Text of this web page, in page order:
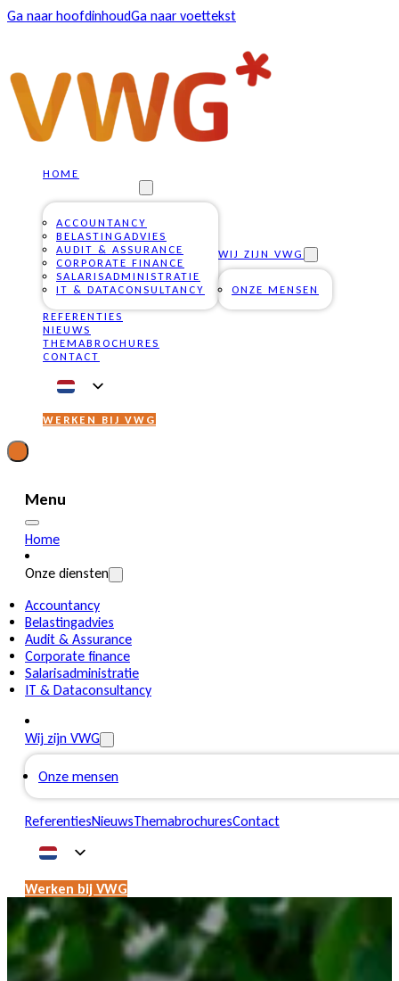
Ga naar hoofdinhoudGa naar voettekst
HOME
ACCOUNTANCY
BELASTINGADVIES
AUDIT & ASSURANCE
CORPORATE FINANCE
SALARISADMINISTRATIE
IT & DATACONSULTANCY
WIJ ZIJN VWG
ONZE MENSEN
REFERENTIES
NIEUWS
THEMABROCHURES
CONTACT
WERKEN BIJ VWG
Menu
Home
Onze diensten
Accountancy
Belastingadvies
Audit & Assurance
Corporate finance
Salarisadministratie
IT & Dataconsultancy
Wij zijn VWG
Onze mensen
ReferentiesNieuwsThemabrochuresContact
Werken bij VWG